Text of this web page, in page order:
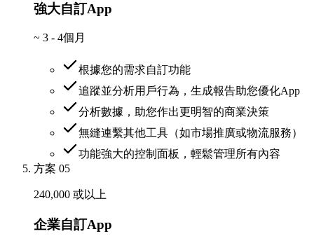
強大自訂App
~ 3 - 4個月
根據您的需求自訂功能
追蹤並分析用戶行為，生成報告助您優化App
分析數據，助您作出更明智的商業決策
無縫連繫其他工具（如市場推廣或物流服務）
功能強大的控制面板，輕鬆管理所有內容
方案 05
240,000 或以上
企業自訂App